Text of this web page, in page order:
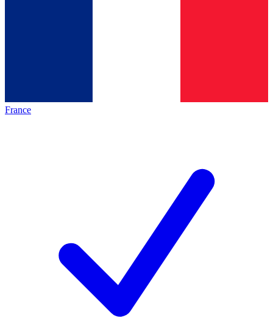
France